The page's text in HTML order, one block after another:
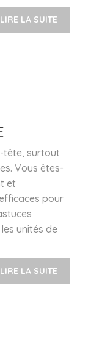
LIRE LA SUITE
tête, surtout
Vous êtes-
et
pour
unités de
LIRE LA SUITE